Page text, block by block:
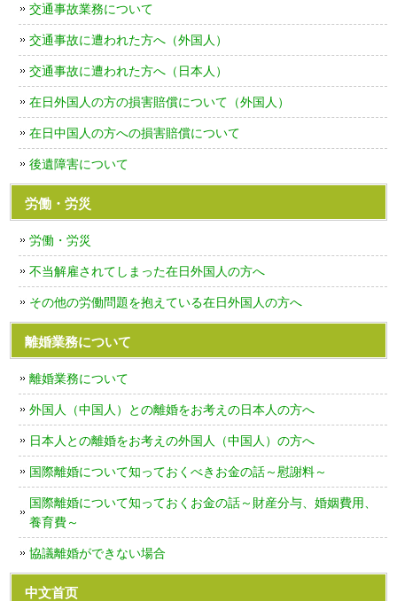
交通事故業務について
交通事故に遭われた方へ（外国人）
交通事故に遭われた方へ（日本人）
在日外国人の方の損害賠償について（外国人）
在日中国人の方への損害賠償について
後遺障害について
労働・労災
労働・労災
不当解雇されてしまった在日外国人の方へ
その他の労働問題を抱えている在日外国人の方へ
離婚業務について
離婚業務について
外国人（中国人）との離婚をお考えの日本人の方へ
日本人との離婚をお考えの外国人（中国人）の方へ
国際離婚について知っておくべきお金の話～慰謝料～
国際離婚について知っておくお金の話～財産分与、婚姻費用、
養育費～
協議離婚ができない場合
中文首页